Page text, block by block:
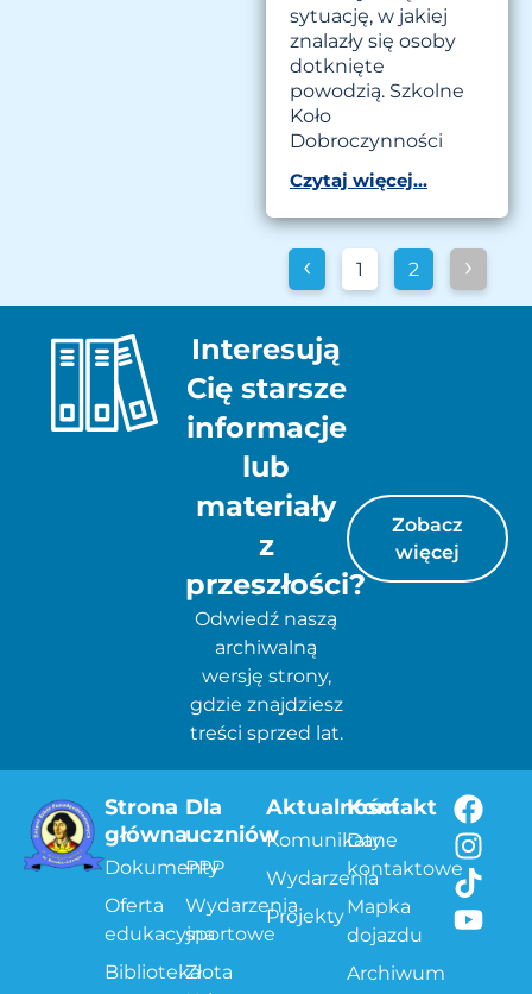
sytuację, w jakiej
znalazły się osoby
dotknięte
powodzią. Szkolne
Koło
Dobroczynności
Czytaj więcej...
‹ 1 2 ›
Interesują
Cię starsze
informacje
lub
materiały
z
przeszłości?
Odwiedź naszą
archiwalną
wersję strony,
gdzie znajdziesz
treści sprzed lat.
Zobacz
więcej
Strona
główna
Dokumenty
Oferta
edukacyjna
Biblioteka
Dla
uczniów
PPP
Wydarzenia
sportowe
Złota
Aktualności
Komunikaty
Wydarzenia
Projekty
Kontakt
Dane
kontaktowe
Mapka
dojazdu
Archiwum